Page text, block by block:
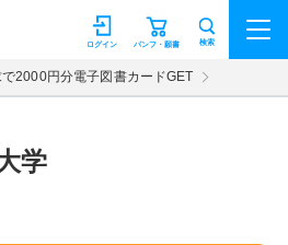
パンフ・願書
ログイン 検索
で2000円分電子図書カードGET
学